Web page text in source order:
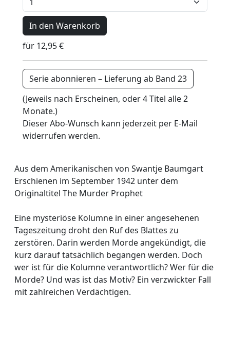
In den Warenkorb
für 12,95 €
Serie abonnieren – Lieferung ab Band 23
(Jeweils nach Erscheinen, oder 4 Titel alle 2
Monate.)
Dieser Abo-Wunsch kann jederzeit per E-Mail
widerrufen werden.
Aus dem Amerikanischen von Swantje Baumgart
Erschienen im September 1942 unter dem
Originaltitel The Murder Prophet
Eine mysteriöse Kolumne in einer angesehenen
Tageszeitung droht den Ruf des Blattes zu
zerstören. Darin werden Morde angekündigt, die
kurz darauf tatsächlich begangen werden. Doch
wer ist für die Kolumne verantwortlich? Wer für die
Morde? Und was ist das Motiv? Ein verzwickter Fall
mit zahlreichen Verdächtigen.